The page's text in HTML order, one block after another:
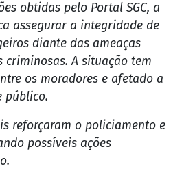
obtidas pelo Portal SGC, a
assegurar a integridade de
diante das ameaças
criminosas. A situação tem
os moradores e afetado a
público.
reforçaram o policiamento e
possíveis ações